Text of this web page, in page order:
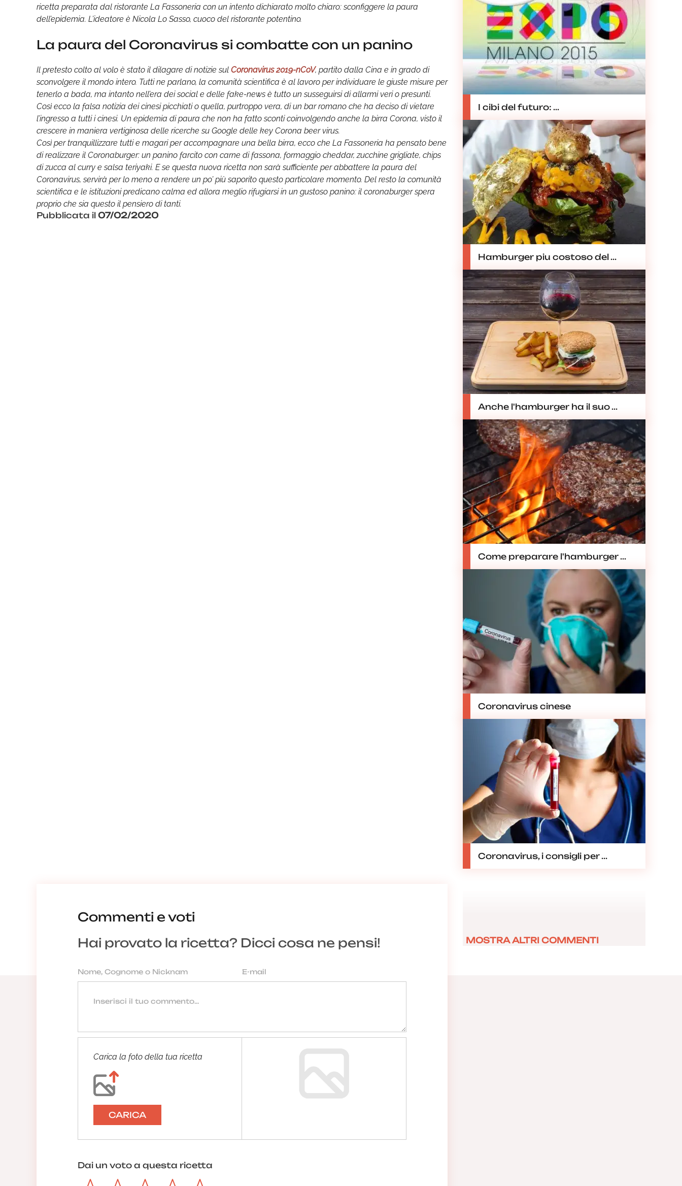
ricetta preparata dal ristorante La Fassoneria con un intento dichiarato molto chiaro: sconfiggere la paura
dell’epidemia. L’ideatore è Nicola Lo Sasso, cuoco del ristorante potentino.
La paura del Coronavirus si combatte con un panino
Il pretesto colto al volo è stato il dilagare di notizie sul Coronavirus 2019-nCoV, partito dalla Cina e in grado di
sconvolgere il mondo intero. Tutti ne parlano, la comunità scientifica è al lavoro per individuare le giuste misure per
tenerlo a bada, ma intanto nell’era dei social e delle fake-news è tutto un susseguirsi di allarmi veri o presunti.
Così ecco la falsa notizia dei cinesi picchiati o quella, purtroppo vera, di un bar romano che ha deciso di vietare
l’ingresso a tutti i cinesi. Un epidemia di paura che non ha fatto sconti coinvolgendo anche la birra Corona, visto il
crescere in maniera vertiginosa delle ricerche su Google delle key Corona beer virus.
Così per tranquillizzare tutti e magari per accompagnare una bella birra, ecco che La Fassoneria ha pensato bene
di realizzare il Coronaburger: un panino farcito con carne di fassona, formaggio cheddar, zucchine grigliate, chips
di zucca al curry e salsa teriyaki. E se questa nuova ricetta non sarà sufficiente per abbattere la paura del
Coronavirus, servirà per lo meno a rendere un po’ più saporito questo particolare momento. Del resto la comunità
scientifica e le istituzioni predicano calma ed allora meglio rifugiarsi in un gustoso panino: il coronaburger spera
proprio che sia questo il pensiero di tanti.
Pubblicata il 07/02/2020
I cibi del futuro: ...
Hamburger piu costoso del ...
Anche l'hamburger ha il suo ...
Come preparare l'hamburger ...
Coronavirus cinese
Coronavirus, i consigli per ...
Commenti e voti
Hai provato la ricetta? Dicci cosa ne pensi!
Carica la foto della tua ricetta
CARICA
Dai un voto a questa ricetta
MOSTRA ALTRI COMMENTI